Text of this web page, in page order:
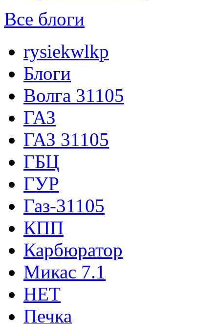
Все блоги
rysiekwlkp
Блоги
Волга 31105
ГАЗ
ГАЗ 31105
ГБЦ
ГУР
Газ-31105
КПП
Карбюратор
Микас 7.1
НЕТ
Печка